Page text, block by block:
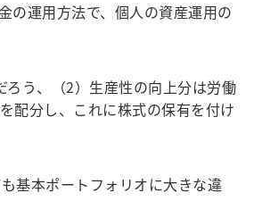
の運用方法で、個人の資産運用の
う、（2）生産性の向上分は労働
配分し、これに株式の保有を付け
基本ポートフォリオに大きな違